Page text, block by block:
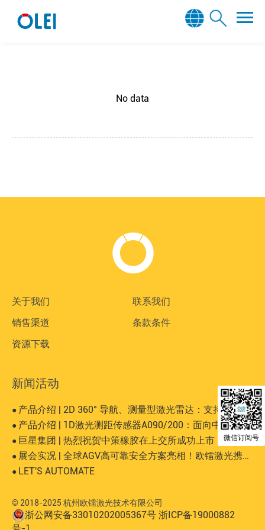
No data
关于我们
联系我们
销售渠道
条款条件
资源下载
新闻活动
● 产品介绍 | 2D 360° 导航、测量型激光雷达：支持有反、无反等大而复杂场景
● 产品介绍 | 1D激光测距传感器A090/200：面向中长距离、高精度的工业测量场景
● 巨星集团 | 热烈祝贺中策橡胶在上交所成功上市！
● 展会实况 | 全球AGV高可靠安全方案亮相！欧镭激光携SIL 2认证安全激光雷达登陆AUTOMATE 2025
● LET'S AUTOMATE
© 2018-2025 杭州欧镭激光技术有限公司
浙公网安备33010202005367号 浙ICP备19000882
微信订阅号